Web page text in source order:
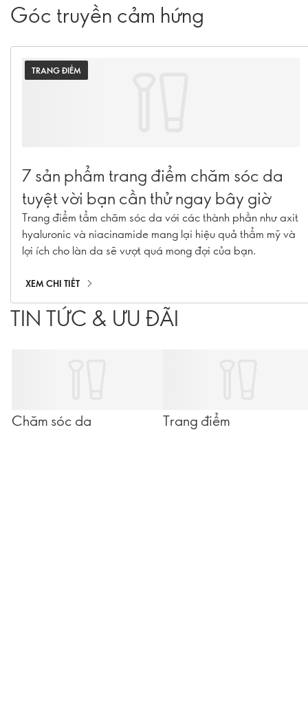
Góc truyền cảm hứng
TRANG ĐIỂM
7 sản phẩm trang điểm chăm sóc da
tuyệt vời bạn cần thử ngay bây giờ
Trang điểm tẩm chăm sóc da với các thành phần như axit
hyaluronic và niacinamide mang lại hiệu quả thẩm mỹ và
lợi ích cho làn da sẽ vượt quá mong đợi của bạn.
XEM CHI TIẾT
TIN TỨC & ƯU ĐÃI
Chăm sóc da Trang điểm